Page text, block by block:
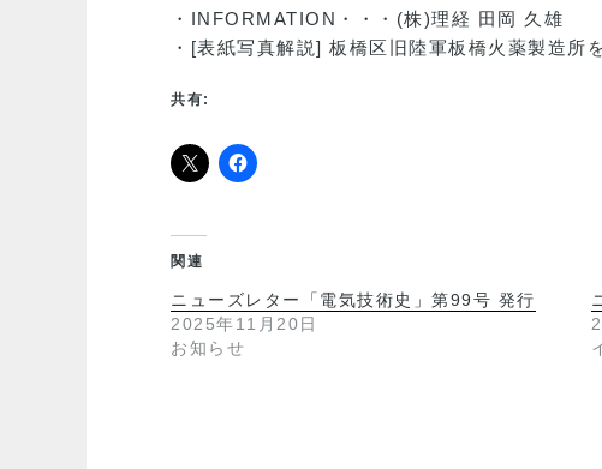
・INFORMATION・・・(株)理経 田岡 久雄
・[表紙写真解説] 板橋区旧陸軍板橋火薬製造
共有:
関連
ニューズレター「電気技術史」第99号 発行
2025年11月20日
お知らせ